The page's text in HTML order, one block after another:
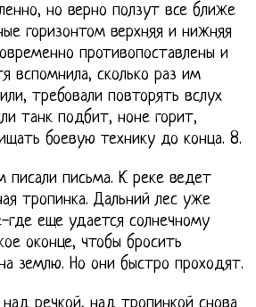
но верно ползут все ближе
горизонтом верхняя и нижняя
противопоставлены и
вспомнила, сколько раз им
требовали повторять вслух
танк подбит, ноне горит,
боевую технику до конца. 8.
писали письма. К реке ведет
тропинка. Дальний лес уже
где еще удается солнечному
оконце, чтобы бросить
землю. Но они быстро проходят.